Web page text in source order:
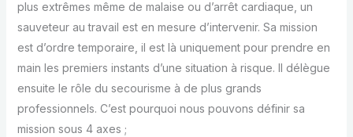
plus extrêmes même de malaise ou d’arrêt cardiaque, un
sauveteur au travail est en mesure d’intervenir. Sa mission
est d’ordre temporaire, il est là uniquement pour prendre en
main les premiers instants d’une situation à risque. Il délègue
ensuite le rôle du secourisme à de plus grands
professionnels. C’est pourquoi nous pouvons définir sa
mission sous 4 axes ;